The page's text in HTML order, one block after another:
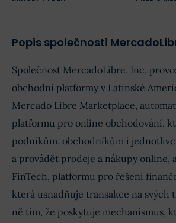
Popis společnosti
Společnost MercadoLibre, Inc.
obchodní platformy v Latinské
Mercado Libre Marketplace,
platformu pro online obchodování,
podnikům, obchodníkům i
a provádět prodeje a nákupy online,
FinTech, platformu pro řešení
která usnadňuje transakce na svých
ně tím, že poskytuje mechanismus,